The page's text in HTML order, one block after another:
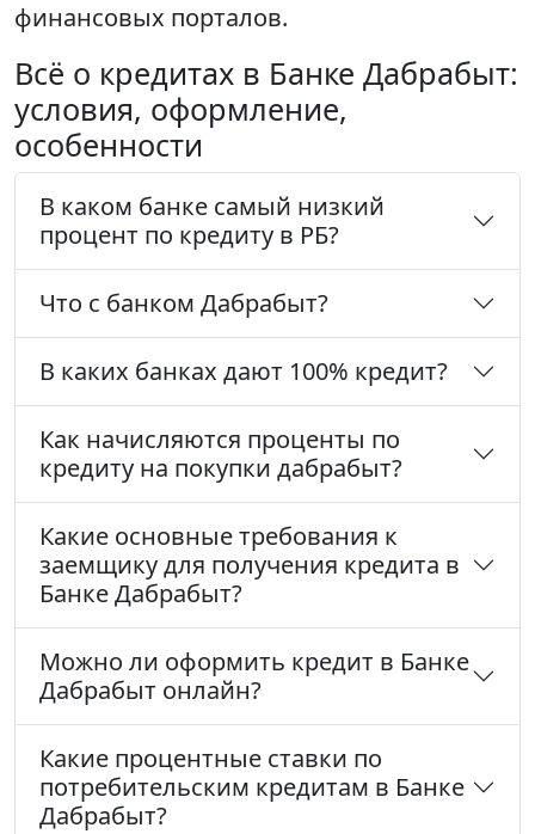
финансовых порталов.
Всё о кредитах в Банке Дабрабыт:
условия, оформление,
особенности
В каком банке самый низкий
процент по кредиту в РБ?
Что с банком Дабрабыт?
В каких банках дают 100% кредит?
Как начисляются проценты по
кредиту на покупки дабрабыт?
Какие основные требования к
заемщику для получения кредита в
Банке Дабрабыт?
Можно ли оформить кредит в Банке
Дабрабыт онлайн?
Какие процентные ставки по
потребительским кредитам в Банке
Дабрабыт?